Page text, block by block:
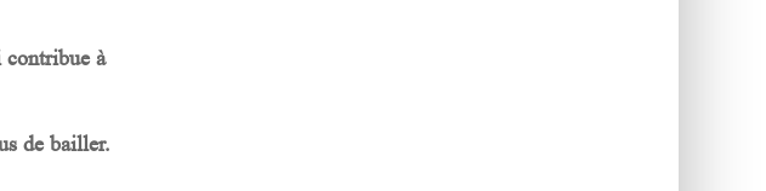
contribue à
de bailler.